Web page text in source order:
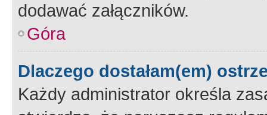
dodawać załączników.
Góra
Dlaczego dostałam(em)
Każdy administrator określa